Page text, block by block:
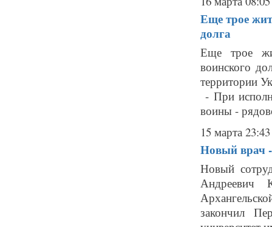
Еще трое
долга
Еще трое
воинского
территории
- При
воины -
15 марта 23:43
Новый врач
Новый
Андреевич
закончил